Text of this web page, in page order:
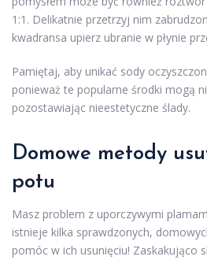
1:1. Delikatnie przetrzyj nim
kwadransa upierz ubranie w płynie
Pamiętaj, aby unikać sody
ponieważ te popularne środki mogą
pozostawiając nieestetyczne ślady.
Domowe metody
potu
Masz problem z uporczywymi
istnieje kilka sprawdzonych,
pomóc w ich usunięciu! Zaskakująco